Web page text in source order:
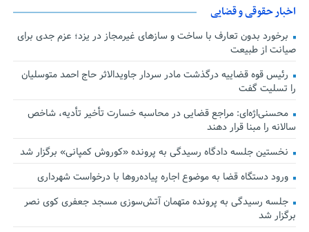
اخبار حقوقی و قضایی
برخورد بدون تعارف با ساخت‌ و سازهای غیرمجاز در یزد؛ عزم جدی برای
صیانت از طبیعت
رئیس قوه قضاییه درگذشت مادر سردار جاویدالاثر حاج احمد متوسلیان
را تسلیت گفت
محسنی‌اژه‌ای: مراجع قضایی در محاسبه خسارت تأخیر تأدیه، شاخص
سالانه را مبنا قرار دهند
نخستین جلسه دادگاه رسیدگی به پرونده «کوروش کمپانی» برگزار شد
ورود دستگاه قضا به موضوع اجاره پیاده‌روها با درخواست شهرداری
جلسه رسیدگی به پرونده متهمان آتش‌سوزی مسجد جعفری کوی نصر
برگزار شد